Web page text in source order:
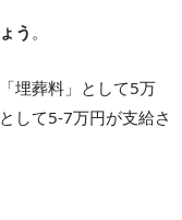
う 。
埋葬料」として5万
して5-7万円が支給さ